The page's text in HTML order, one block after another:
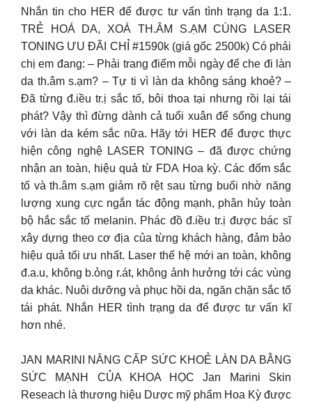
Nhắn tin cho HER để được tư vấn tình trạng da 1:1.
TRẺ HOÁ DA, XOÁ TH.ÂM S.ẠM CÙNG LASER
TONING ƯU ĐÃI CHỈ #1590k (giá gốc 2500k) Có phải
chị em đang: – Phải trang điểm mỗi ngày để che đi làn
da th.âm s.ạm? – Tự ti vì làn da không sáng khoẻ? –
Đã từng đ.iều tr.ị sắc tố, bôi thoa tại nhưng rồi lại tái
phát? Vậy thì đừng dành cả tuổi xuân để sống chung
với làn da kém sắc nữa. Hãy tới HER để được thực
hiện công nghệ LASER TONING – đã được chứng
nhận an toàn, hiệu quả từ FDA Hoa kỳ. Các đốm sắc
tố và th.âm s.ạm giảm rõ rệt sau từng buổi nhờ năng
lượng xung cực ngắn tác động mạnh, phân hủy toàn
bộ hắc sắc tố melanin. Phác đồ đ.iều tr.ị được bác sĩ
xây dựng theo cơ địa của từng khách hàng, đảm bảo
hiệu quả tối ưu nhất. Laser thế hệ mới an toàn, không
đ.a.u, không b.ỏng r.át, không ảnh hưởng tới các vùng
da khác. Nuôi dưỡng và phục hồi da, ngăn chặn sắc tố
tái phát. Nhắn HER tình trạng da để được tư vấn kĩ
hơn nhé.
JAN MARINI NÂNG CẤP SỨC KHOẺ LÀN DA BẰNG
SỨC MẠNH CỦA KHOA HỌC Jan Marini Skin
Reseach là thương hiệu Dược mỹ phẩm Hoa Kỳ được